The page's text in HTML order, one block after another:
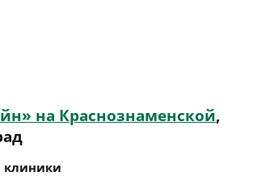
на Краснознаменской,
клиники